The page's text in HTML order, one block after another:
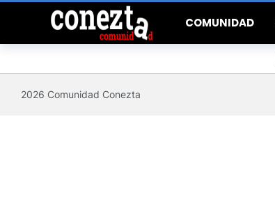
COMUNIDAD
2026 Comunidad Conezta